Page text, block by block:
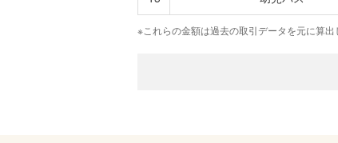
※これらの金額は過去の取引データを元に算